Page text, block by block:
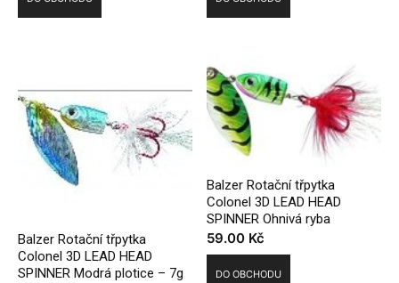
Balzer Rotační třpytka
Colonel 3D LEAD HEAD
SPINNER Modrá plotice – 7g
Balzer Rotační třpytka
Colonel 3D LEAD HEAD
SPINNER Ohnivá ryba
59.00 Kč
DO OBCHODU